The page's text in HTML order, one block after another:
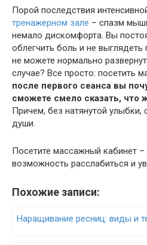
Порой последствия
тренажерном зале – спазм
немало дискомфорта. Вы
облегчить боль и не
не можете нормально
случае? Все просто: посетить
после первого сеанса вы
сможете смело сказать, что
Причем, без натянутой улыбки,
души.
Посетите массажный кабинет –
возможность расслабиться и
Похожие записи:
Наращивание ресниц: виды и